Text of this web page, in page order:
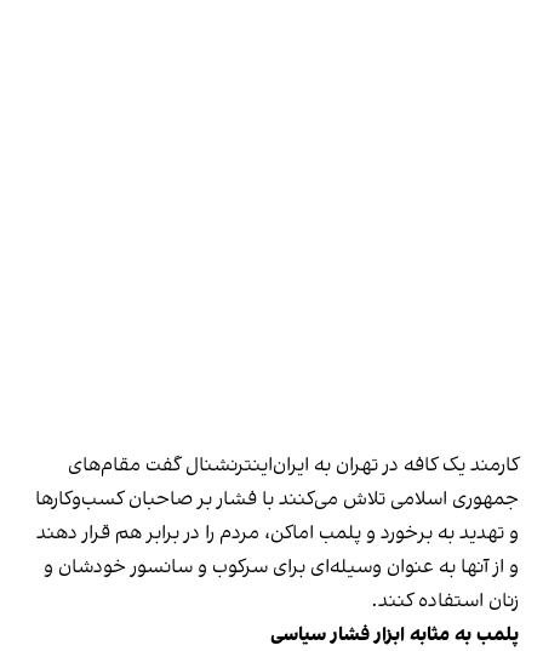
کارمند یک کافه در تهران به ایران‌اینترنشنال گفت مقام‌های
جمهوری اسلامی تلاش می‌کنند با فشار بر صاحبان کسب‌وکارها
و تهدید به برخورد و پلمب اماکن، مردم را در برابر هم قرار دهند
و از آنها به عنوان وسیله‌ای برای سرکوب و سانسور خودشان و
زنان استفاده کنند.
پلمب به مثابه ابزار فشار سیاسی